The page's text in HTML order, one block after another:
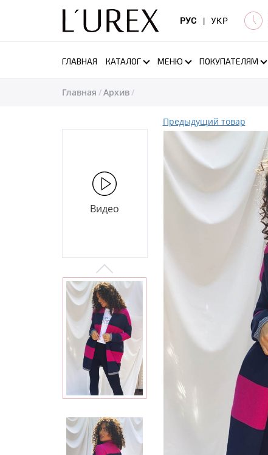
РУС | УКР
ГЛАВНАЯ КАТАЛОГ МЕНЮ ПОКУПАТЕЛЯМ
Главная Архив
Видео
Предыдущий товар